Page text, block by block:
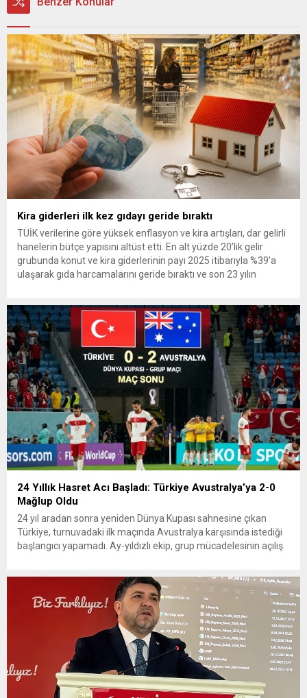
Kira giderleri ilk kez gıdayı geride bıraktı
TÜİK verilerine göre yüksek enflasyon ve kira artışları, dar gelirli
hanelerin bütçe yapısını altüst etti. En alt yüzde 20’lik gelir
grubunda konut ve kira giderlerinin payı 2025 itibarıyla %39’a
ulaşarak gıda harcamalarını geride bıraktı ve son 23 yılın
24 Yıllık Hasret Acı Başladı: Türkiye Avustralya’ya 2-0
Mağlup Oldu
24 yıl aradan sonra yeniden Dünya Kupası sahnesine çıkan
Türkiye, turnuvadaki ilk maçında Avustralya karşısında istediği
başlangıcı yapamadı. Ay-yıldızlı ekip, grup mücadelesinin açılış
itibaren iki takım da kontrollü bir oyun sergilerken, Avustralya
özellikle hızlı hücumlarla etkili olmaya...